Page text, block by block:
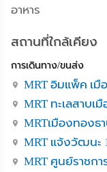
อาหาร
สถานที่ใกล้เคียง
การเดินทาง/ขนส่ง
MRT อิมแพ็ค เมื
MRT ทะเลสาบเ
MRTเมืองทองธ
MRT แจ้งวัฒนะ
MRT ศูนย์ราชกา